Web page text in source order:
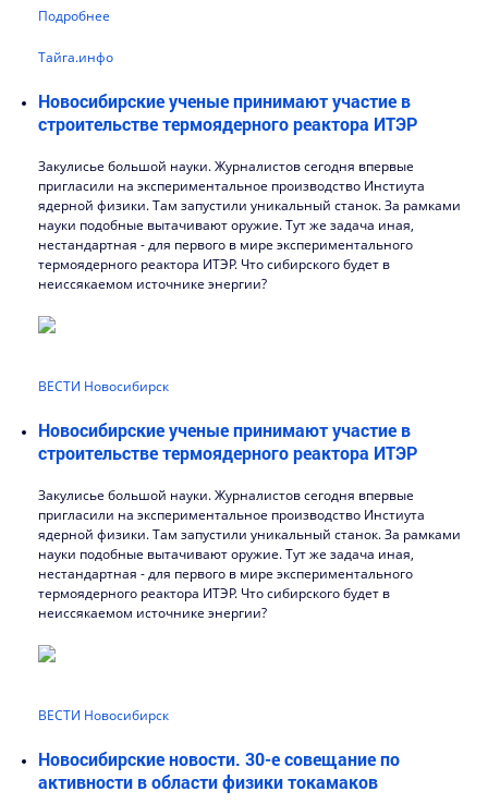
Подробнее
Тайга.инфо
Новосибирские ученые принимают участие в
строительстве термоядерного реактора ИТЭР
Закулисье большой науки. Журналистов сегодня впервые
пригласили на экспериментальное производство Инстиута
ядерной физики. Там запустили уникальный станок. За рамками
науки подобные вытачивают оружие. Тут же задача иная,
нестандартная - для первого в мире экспериментального
термоядерного реактора ИТЭР. Что сибирского будет в
неиссякаемом источнике энергии?
ВЕСТИ Новосибирск
Новосибирские ученые принимают участие в
строительстве термоядерного реактора ИТЭР
Закулисье большой науки. Журналистов сегодня впервые
пригласили на экспериментальное производство Инстиута
ядерной физики. Там запустили уникальный станок. За рамками
науки подобные вытачивают оружие. Тут же задача иная,
нестандартная - для первого в мире экспериментального
термоядерного реактора ИТЭР. Что сибирского будет в
неиссякаемом источнике энергии?
ВЕСТИ Новосибирск
Новосибирские новости. 30-е совещание по
активности в области физики токамаков